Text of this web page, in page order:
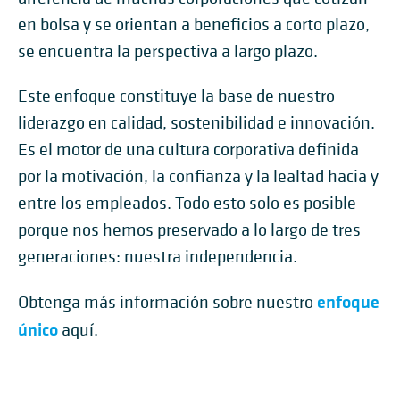
en bolsa y se orientan a beneficios a corto plazo,
se encuentra la perspectiva a largo plazo.
Este enfoque constituye la base de nuestro
liderazgo en calidad, sostenibilidad e innovación.
Es el motor de una cultura corporativa definida
por la motivación, la confianza y la lealtad hacia y
entre los empleados. Todo esto solo es posible
porque nos hemos preservado a lo largo de tres
generaciones: nuestra independencia.
Obtenga más información sobre nuestro enfoque
único aquí.